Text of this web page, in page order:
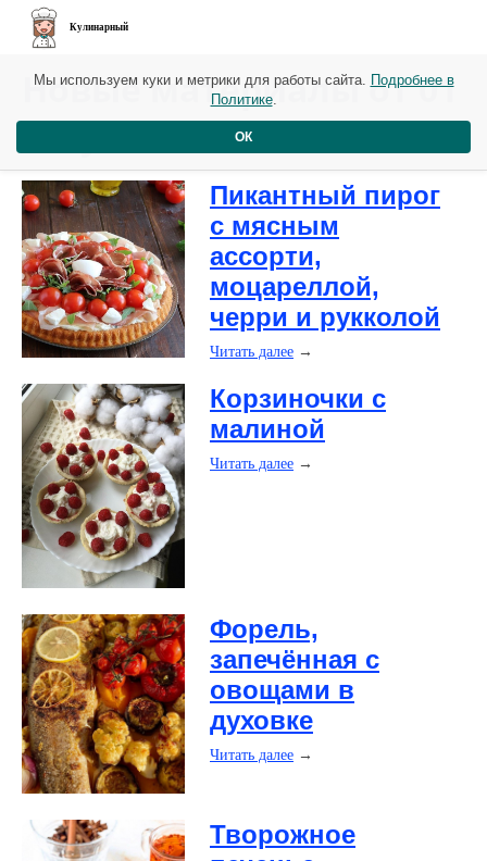
Кулинарный
Новые материалы от 01
августа
​Пикантный пирог
с мясным
ассорти,
моцареллой,
черри и рукколой
Читать далее →
​Корзиночки с
малиной
Читать далее →
​Форель,
запечённая с
овощами в
духовке
Читать далее →
​Творожное
Мы используем куки и метрики для работы сайта. Подробнее в
Политике.
ОК